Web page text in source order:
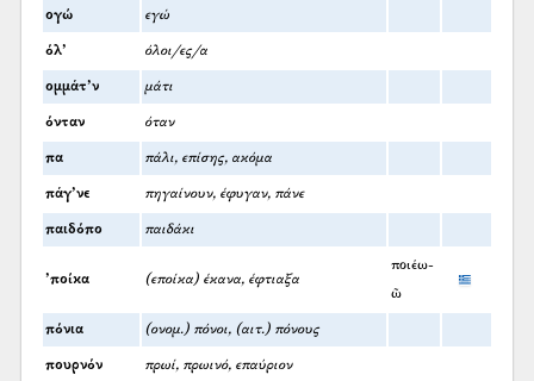
ογώ εγώ
όλ’ όλοι/ες/α
ομμάτ’ν μάτι
όνταν όταν
πα πάλι, επίσης, ακόμα
πάγ’νε πηγαίνουν, έφυγαν, πάνε
παιδόπο παιδάκι
’ποίκα (εποίκα) έκανα, έφτιαξα
ποιέω-
ῶ
πόνια (ονομ.) πόνοι, (αιτ.) πόνους
πουρνόν πρωί, πρωινό, επαύριον